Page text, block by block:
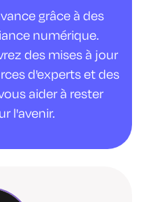
grâce à des
numérique.
des mises à jour
d'experts et des
aider à rester
l'avenir.